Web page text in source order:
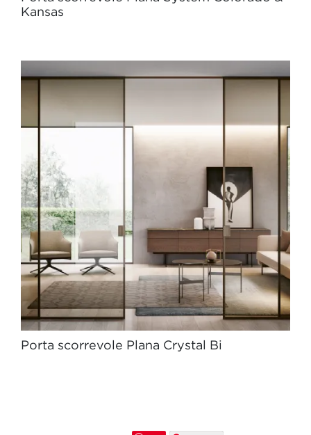
Kansas
Porta scorrevole Plana Crystal Bi